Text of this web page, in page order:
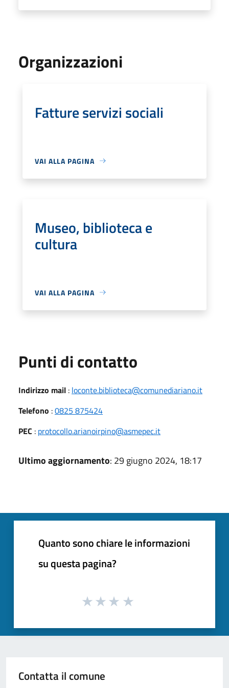
Organizzazioni
Fatture servizi sociali
VAI ALLA PAGINA
Museo, biblioteca e
cultura
VAI ALLA PAGINA
Punti di contatto
Indirizzo mail : loconte.biblioteca@comunediariano.it
Telefono :0825 875424
PEC : protocollo.arianoirpino@asmepec.it
Ultimo aggiornamento: 29 giugno 2024, 18:17
Quanto sono chiare le informazioni
su questa pagina?
Contatta il comune